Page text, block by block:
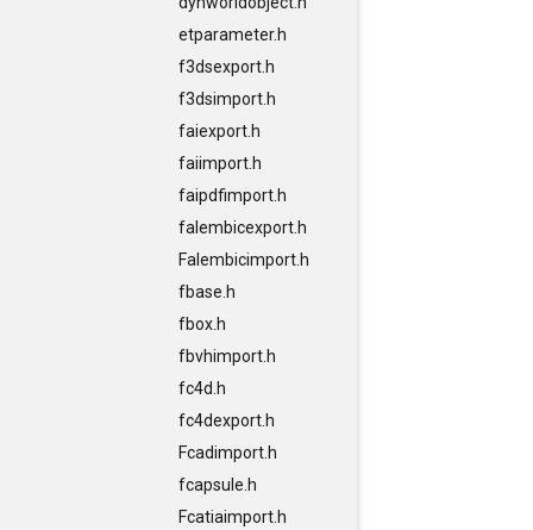
etparameter.h
f3dsexport.h
f3dsimport.h
faiexport.h
faiimport.h
faipdfimport.h
falembicexport.h
Falembicimport.h
fbase.h
fbox.h
fbvhimport.h
fc4d.h
fc4dexport.h
Fcadimport.h
fcapsule.h
Fcatiaimport.h